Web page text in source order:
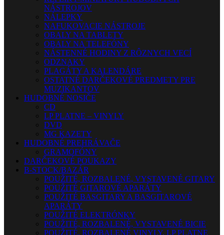
NÁSTROJOV
NÁLEPKY
NAFUKOVACIE NÁSTROJE
OBALY NA TABLETY
OBALY NA TELEFÓNY
NÁSTENNÉ HODINY Z RÔZNYCH VECÍ
ODZNAKY
PLAGÁTY A KALENDÁRE
OSTATNÉ DARČEKOVÉ PREDMETY PRE
MUZIKANTOV
HUDOBNÉ NOSIČE
CD
LP PLATNE – VINYLY
DVD
MG KAZETY
HUDOBNÉ PREHRÁVAČE
GRAMOFÓNY
DARČEKOVÉ POUKAZY
B-STOCK/BAZÁR
POUŽITÉ, ROZBALENÉ, VYSTAVENÉ GITARY
POUŽITÉ GITAROVÉ APARÁTY
POUŽITÉ BASGITARY A BASGITAROVÉ
APARÁTY
POUŽITÉ ELEKTRÓNKY
POUŽITÉ, ROZBALENÉ, VYSTAVENÉ BICIE
POUŽITÉ, ROZBALENÉ VINYLY, LP PLATNE